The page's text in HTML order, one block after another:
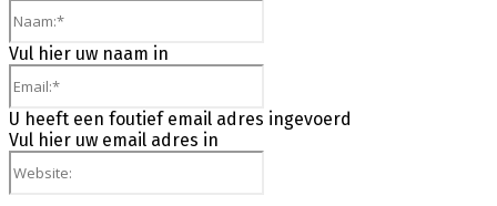
Vul hier uw naam in
U heeft een foutief email adres ingevoerd
Vul hier uw email adres in